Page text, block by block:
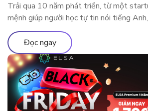
Trải qua 10 năm phát triển, từ một
mệnh giúp người học tự tin nói tiếng
đã trở thành nền tảng luyện phát âm và
AI được hàng triệu người dùng tại nhiều
lựa chọn. Cột mốc 10 năm […]
Đọc ngay